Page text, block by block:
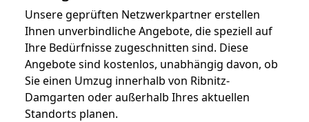
Unsere geprüften Netzwerkpartner erstellen
Ihnen unverbindliche Angebote, die speziell auf
Ihre Bedürfnisse zugeschnitten sind. Diese
Angebote sind kostenlos, unabhängig davon, ob
Sie einen Umzug innerhalb von Ribnitz-
Damgarten oder außerhalb Ihres aktuellen
Standorts planen.